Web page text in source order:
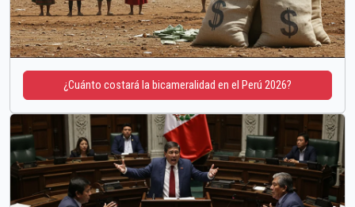
¿Cuánto costará la bicameralidad en el Perú 2026?